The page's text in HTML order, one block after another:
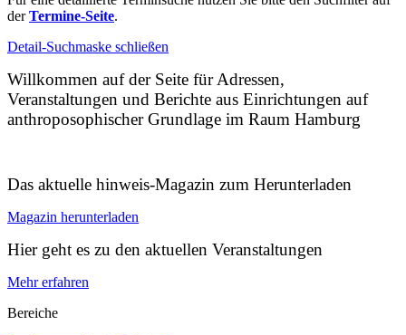
derTermine-Seite.
Detail-Suchmaske schließen
Willkommen auf der Seite für Adressen,
Veranstaltungen und Berichte aus Einrichtungen auf
anthroposophischer Grundlage im Raum Hamburg
Das aktuelle hinweis-Magazin zum Herunterladen
Magazin herunterladen
Hier geht es zu den aktuellen Veranstaltungen
Mehr erfahren
Bereiche